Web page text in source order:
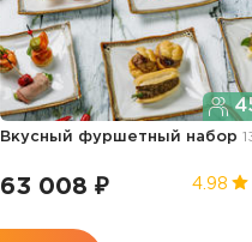
Вкусный фуршетный набор
63 008 ₽ 4.98